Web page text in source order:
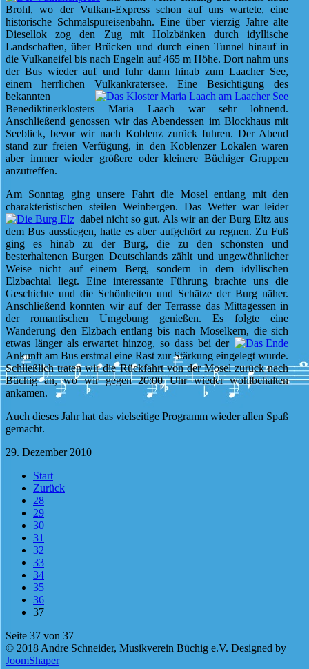
Brohl, wo der Vulkan-Express schon auf uns wartete, eine
historische Schmalspureisenbahn. Eine über vierzig Jahre alte
Diesellok zog den Zug mit Holzbänken durch idyllische
Landschaften, über Brücken und durch einen Tunnel hinauf in
die Vulkaneifel bis nach Engeln auf 465 m Höhe. Dort nahm uns
der Bus wieder auf und fuhr dann hinab zum Laacher See,
einem herrlichen Vulkankratersee. Eine Besichtigung des
bekannten
Benediktinerklosters Maria Laach war sehr lohnend.
Anschließend genossen wir das Abendessen im Blockhaus mit
Seeblick, bevor wir nach Koblenz zurück fuhren. Der Abend
stand zur freien Verfügung, in den Koblenzer Lokalen waren
aber immer wieder größere oder kleinere Büchiger Gruppen
anzutreffen.
Am Sonntag ging unsere Fahrt die Mosel entlang mit den
charakteristischen steilen Weinbergen. Das Wetter war leider
dabei nicht so gut. Als wir an der Burg Eltz aus
dem Bus ausstiegen, hatte es aber aufgehört zu regnen. Zu Fuß
ging es hinab zu der Burg, die zu den schönsten und
besterhaltenen Burgen Deutschlands zählt und ungewöhnlicher
Weise nicht auf einem Berg, sondern in dem idyllischen
Elzbachtal liegt. Eine interessante Führung brachte uns die
Geschichte und die Schönheiten und Schätze der Burg näher.
Anschließend konnten wir auf der Terrasse das Mittagessen in
der romantischen Umgebung genießen. Es folgte eine
Wanderung den Elzbach entlang bis nach Moselkern, die sich
etwas länger als erwartet hinzog, so dass bei der
Ankunft am Bus erstmal eine Rast zur Stärkung eingelegt wurde.
Schließlich traten wir die Rückfahrt von der Mosel zurück nach
Büchig an, wo wir gegen 20:00 Uhr wieder wohlbehalten
ankamen.
Auch dieses Jahr hat das vielseitige Programm wieder allen Spaß
gemacht.
29. Dezember 2010
Start
Zurück
28
29
30
31
32
33
34
35
36
37
Seite 37 von 37
© 2018 Andre Schneider, Musikverein Büchig e.V. Designed by
JoomShaper